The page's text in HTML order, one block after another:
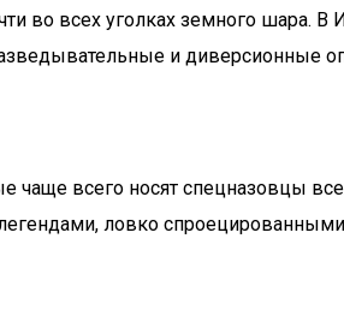
во всех уголках земного шара.
и диверсионные
чаще всего носят спецназовцы
ловко